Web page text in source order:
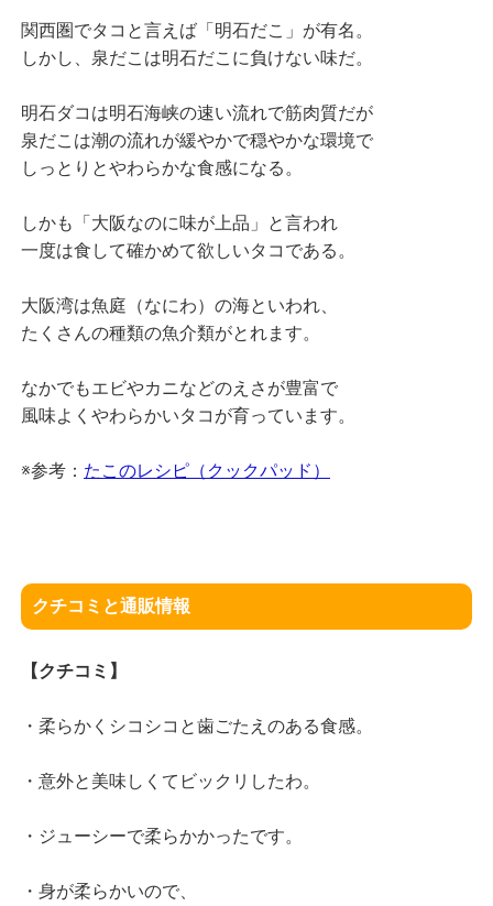
関西圏でタコと言えば「明石だこ」が有名。
しかし、泉だこは明石だこに負けない味だ。
明石ダコは明石海峡の速い流れで筋肉質だが
泉だこは潮の流れが緩やかで穏やかな環境で
しっとりとやわらかな食感になる。
しかも「大阪なのに味が上品」と言われ
一度は食して確かめて欲しいタコである。
大阪湾は魚庭（なにわ）の海といわれ、
たくさんの種類の魚介類がとれます。
なかでもエビやカニなどのえさが豊富で
風味よくやわらかいタコが育っています。
※参考： たこのレシピ（クックパッド）
クチコミと通販情報
【クチコミ】
・柔らかくシコシコと歯ごたえのある食感。
・意外と美味しくてビックリしたわ。
・ジューシーで柔らかかったです。
・身が柔らかいので、